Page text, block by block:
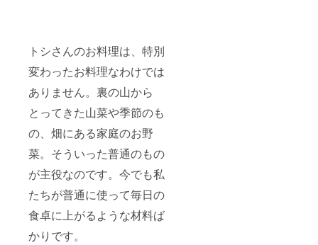
トシさんのお料理は、特別
変わったお料理なわけでは
ありません。裏の山から
とってきた山菜や季節のも
の、畑にある家庭のお野
菜。そういった普通のもの
が主役なのです。今でも私
たちが普通に使って毎日の
食卓に上がるような材料ば
かりです。